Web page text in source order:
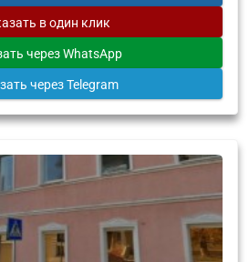
в один клик
через WhatsApp
через Telegram